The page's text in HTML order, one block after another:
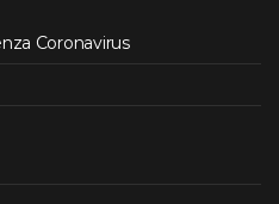
Coronavirus